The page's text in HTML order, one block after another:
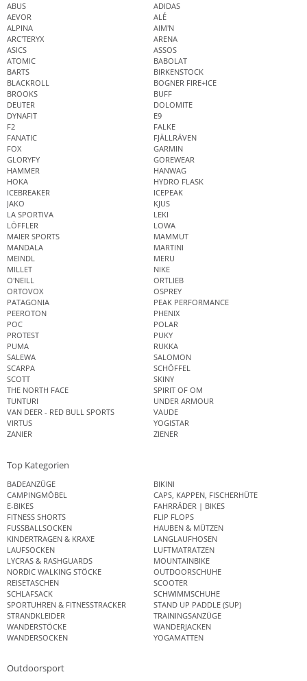
ABUS
ADIDAS
AEVOR
ALÉ
ALPINA
AIM'N
ARC'TERYX
ARENA
ASICS
ASSOS
ATOMIC
BABOLAT
BARTS
BIRKENSTOCK
BLACKROLL
BOGNER FIRE+ICE
BROOKS
BUFF
DEUTER
DOLOMITE
DYNAFIT
E9
F2
FALKE
FANATIC
FJÄLLRÄVEN
FOX
GARMIN
GLORYFY
GOREWEAR
HAMMER
HANWAG
HOKA
HYDRO FLASK
ICEBREAKER
ICEPEAK
JAKO
KJUS
LA SPORTIVA
LEKI
LÖFFLER
LOWA
MAIER SPORTS
MAMMUT
MANDALA
MARTINI
MEINDL
MERU
MILLET
NIKE
O'NEILL
ORTLIEB
ORTOVOX
OSPREY
PATAGONIA
PEAK PERFORMANCE
PEEROTON
PHENIX
POC
POLAR
PROTEST
PUKY
PUMA
RUKKA
SALEWA
SALOMON
SCARPA
SCHÖFFEL
SCOTT
SKINY
THE NORTH FACE
SPIRIT OF OM
TUNTURI
UNDER ARMOUR
VAN DEER - RED BULL SPORTS
VAUDE
VIRTUS
YOGISTAR
ZANIER
ZIENER
Top Kategorien
BADEANZÜGE
BIKINI
CAMPINGMÖBEL
CAPS, KAPPEN, FISCHERHÜTE
E-BIKES
FAHRRÄDER | BIKES
FITNESS SHORTS
FLIP FLOPS
FUSSBALLSOCKEN
HAUBEN & MÜTZEN
KINDERTRAGEN & KRAXE
LANGLAUFHOSEN
LAUFSOCKEN
LUFTMATRATZEN
LYCRAS & RASHGUARDS
MOUNTAINBIKE
NORDIC WALKING STÖCKE
OUTDOORSCHUHE
REISETASCHEN
SCOOTER
SCHLAFSACK
SCHWIMMSCHUHE
SPORTUHREN & FITNESSTRACKER
STAND UP PADDLE (SUP)
STRANDKLEIDER
TRAININGSANZÜGE
WANDERSTÖCKE
WANDERJACKEN
WANDERSOCKEN
YOGAMATTEN
Outdoorsport